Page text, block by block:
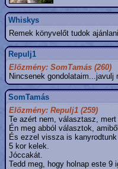
Whiskys
Remek könyvelőt tudok
Repulj1
Előzmény: SomTamás (260)
Nincsenek
SomTamás
Előzmény: Repulj1 (259)
Te azért nem, választasz,
Én meg abból választok,
És ezzel vissza is
5 kor kelek.
Jóccakát.
Tedd meg, hogy holnap este